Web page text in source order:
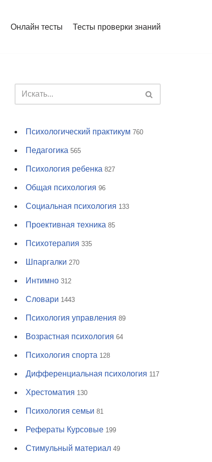
Онлайн тесты Тесты проверки знаний
Психологический практикум 760
Педагогика 565
Психология ребенка 827
Общая психология 96
Социальная психология 133
Проективная техника 85
Психотерапия 335
Шпаргалки 270
Интимно 312
Словари 1443
Психология управления 89
Возрастная психология 64
Психология спорта 128
Дифференциальная психология 117
Хрестоматия 130
Психология семьи 81
Рефераты Курсовые 199
Стимульный материал 49